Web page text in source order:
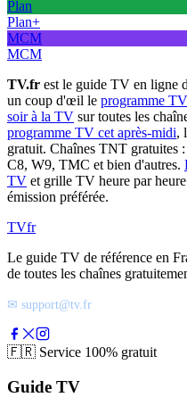
Plan
Plan+
MCM
MCM
TV.fr est le guide TV en ligne
un coup d'œil le programme TV
soir à la TV sur toutes les
programme TV cet après-midi,
gratuit. Chaînes TNT gratuites
C8, W9, TMC et bien d'autres.
TV et grille TV heure par
émission préférée.
TVfr
Le guide TV de référence en
de toutes les chaînes
✉ support@tv.fr
🇫🇷 Service 100% gratuit
Guide TV